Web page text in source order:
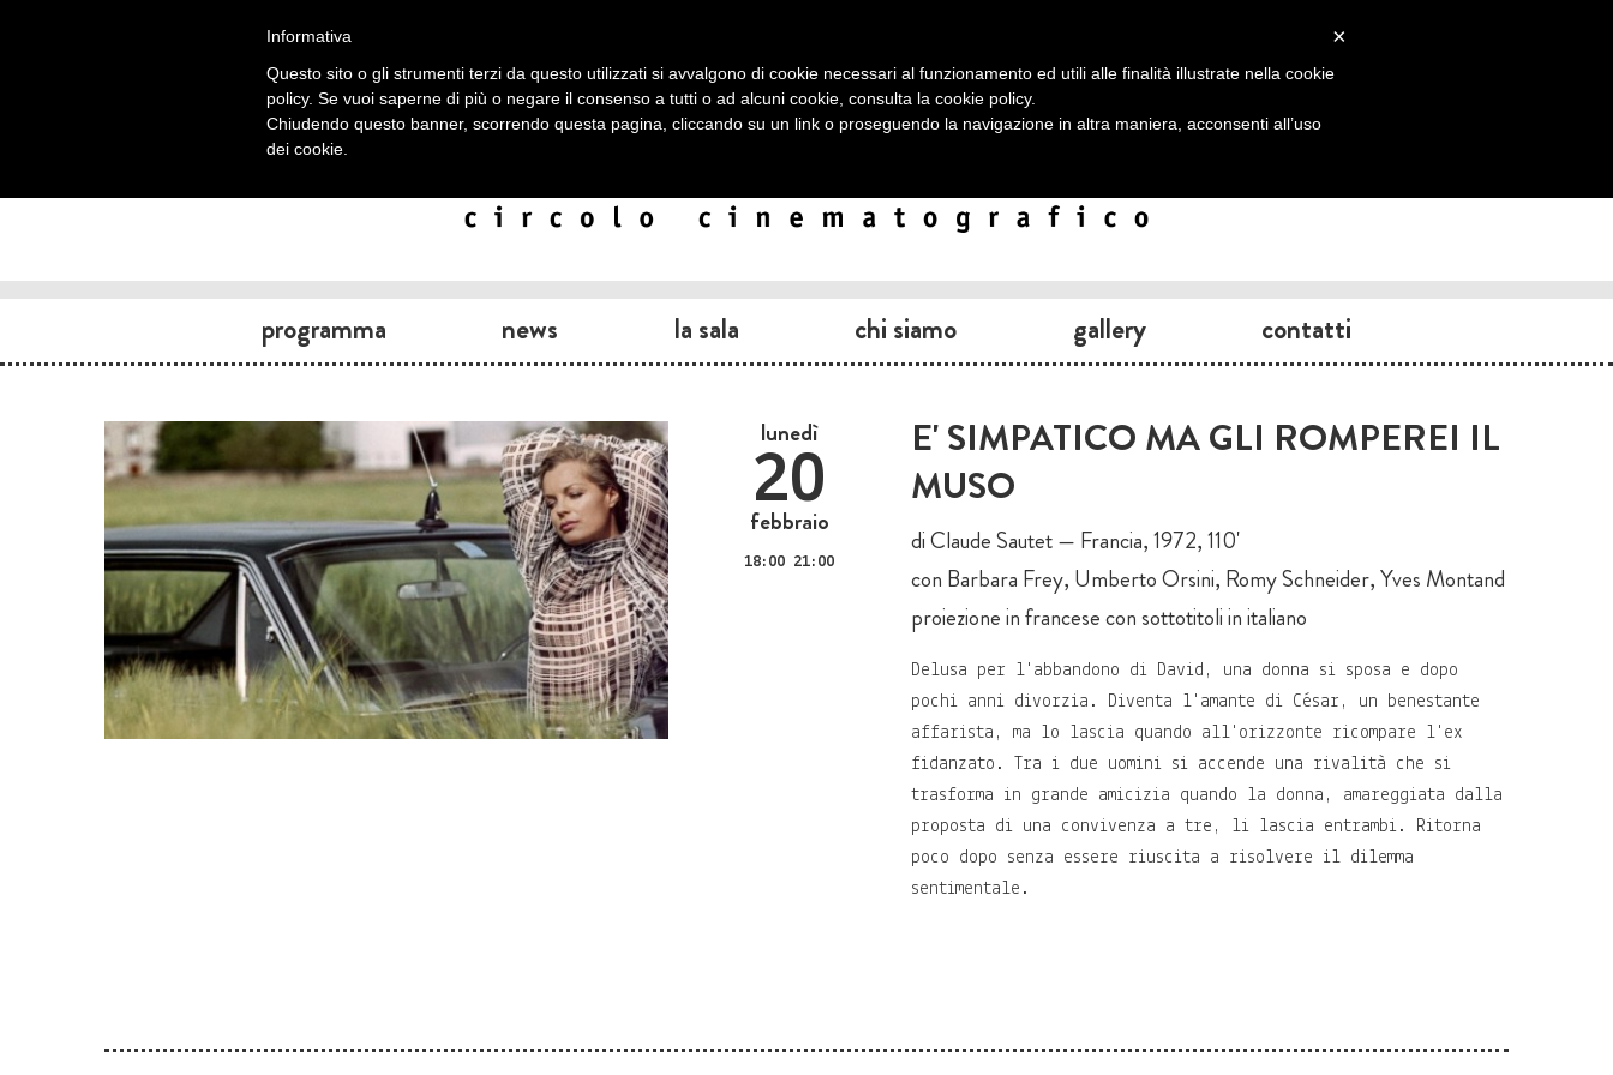
programma news la sala chi siamo gallery contatti
lunedì
20
febbraio
18:00 21:00
E' SIMPATICO MA GLI ROMPEREI IL
MUSO
di Claude Sautet — Francia, 1972, 110'
con Barbara Frey, Umberto Orsini, Romy Schneider, Yves Montand
proiezione in francese con sottotitoli in italiano
Delusa per l'abbandono di David, una donna si sposa e dopo
pochi anni divorzia. Diventa l'amante di César, un benestante
affarista, ma lo lascia quando all'orizzonte ricompare l'ex
fidanzato. Tra i due uomini si accende una rivalità che si
trasforma in grande amicizia quando la donna, amareggiata dalla
proposta di una convivenza a tre, li lascia entrambi. Ritorna
poco dopo senza essere riuscita a risolvere il dilemma
sentimentale.
×
Informativa
Questo sito o gli strumenti terzi da questo utilizzati si avvalgono di cookie necessari al funzionamento ed utili alle finalità illustrate nella cookie
policy. Se vuoi saperne di più o negare il consenso a tutti o ad alcuni cookie, consulta la cookie policy.
Chiudendo questo banner, scorrendo questa pagina, cliccando su un link o proseguendo la navigazione in altra maniera, acconsenti all’uso
dei cookie.